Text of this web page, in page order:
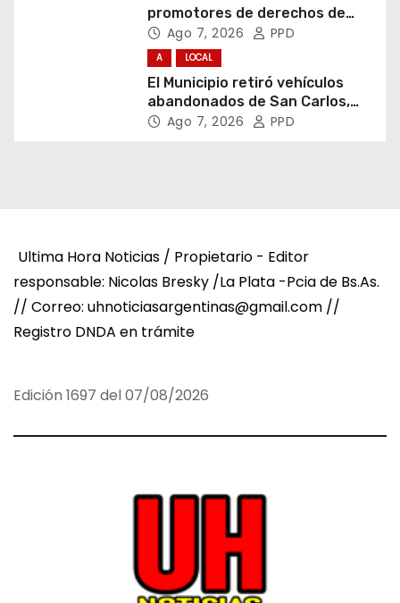
promotores de derechos de
niñas, niños y adolescentes
Ago 7, 2026 PPD
A LOCAL
El Municipio retiró vehículos
abandonados de San Carlos,
Olmos y el casco urbano
Ago 7, 2026 PPD
Ultima Hora Noticias / Propietario - Editor
responsable: Nicolas Bresky /La Plata -Pcia de Bs.As.
// Correo: uhnoticiasargentinas@gmail.com //
Registro DNDA en trámite
Edición 1697 del 07/08/2026